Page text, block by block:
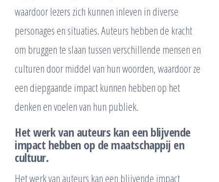
waardoor lezers zich kunnen inleven in diverse
personages en situaties. Auteurs hebben de kracht
om bruggen te slaan tussen verschillende mensen en
culturen door middel van hun woorden, waardoor ze
een diepgaande impact kunnen hebben op het
denken en voelen van hun publiek.
Het werk van auteurs kan een blijvende
impact hebben op de maatschappij en
cultuur.
Het werk van auteurs kan een blijvende impact